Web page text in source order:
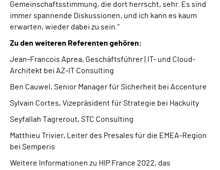
Gemeinschaftsstimmung, die dort herrscht, sehr. Es sind
immer spannende Diskussionen, und ich kann es kaum
erwarten, wieder dabei zu sein.“
Zu den weiteren Referenten gehören:
Jean-Francois Aprea, Geschäftsführer | IT- und Cloud-
Architekt bei AZ-IT Consulting
Ben Cauwel, Senior Manager für Sicherheit bei Accenture
Sylvain Cortes, Vizepräsident für Strategie bei Hackuity
Seyfallah Tagrerout, STC Consulting
Matthieu Trivier, Leiter des Presales für die EMEA-Region
bei Semperis
Weitere Informationen zu HIP France 2022, das